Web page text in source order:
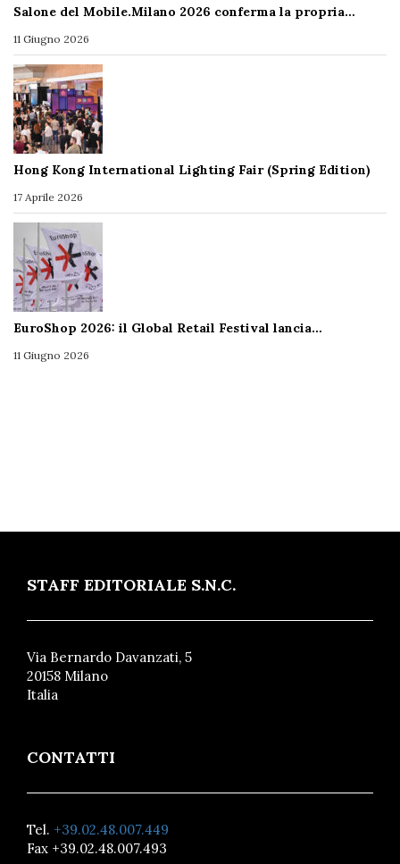
Salone del Mobile.Milano 2026 conferma la propria…
11 Giugno 2026
Hong Kong International Lighting Fair (Spring Edition)
17 Aprile 2026
EuroShop 2026: il Global Retail Festival lancia…
11 Giugno 2026
STAFF EDITORIALE S.N.C.
Via Bernardo Davanzati, 5
20158 Milano
Italia
CONTATTI
Tel. +39.02.48.007.449
Fax +39.02.48.007.493